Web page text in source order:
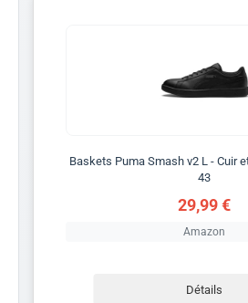
Baskets Puma Smash v2 L - Cuir
43
29,99 €
Amazon
Détails